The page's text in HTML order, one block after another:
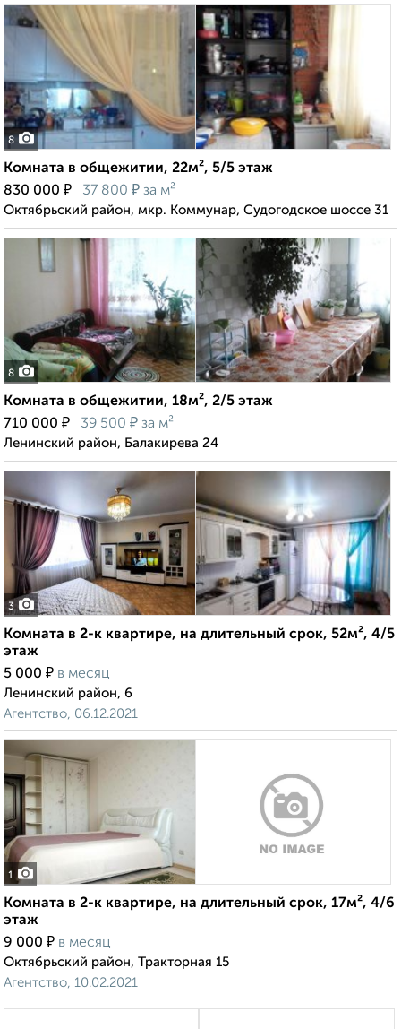
8
Комната в общежитии, 22м², 5/5 этаж
830 000 ₽ 37 800 ₽ за м²
Октябрьский район, мкр. Коммунар, Судогодское шоссе 31
8
Комната в общежитии, 18м², 2/5 этаж
710 000 ₽ 39 500 ₽ за м²
Ленинский район, Балакирева 24
3
Комната в 2-к квартире, на длительный срок, 52м², 4/5
этаж
5 000 ₽ в месяц
Ленинский район, 6
Агентство, 06.12.2021
1
Комната в 2-к квартире, на длительный срок, 17м², 4/6
этаж
9 000 ₽ в месяц
Октябрьский район, Тракторная 15
Агентство, 10.02.2021